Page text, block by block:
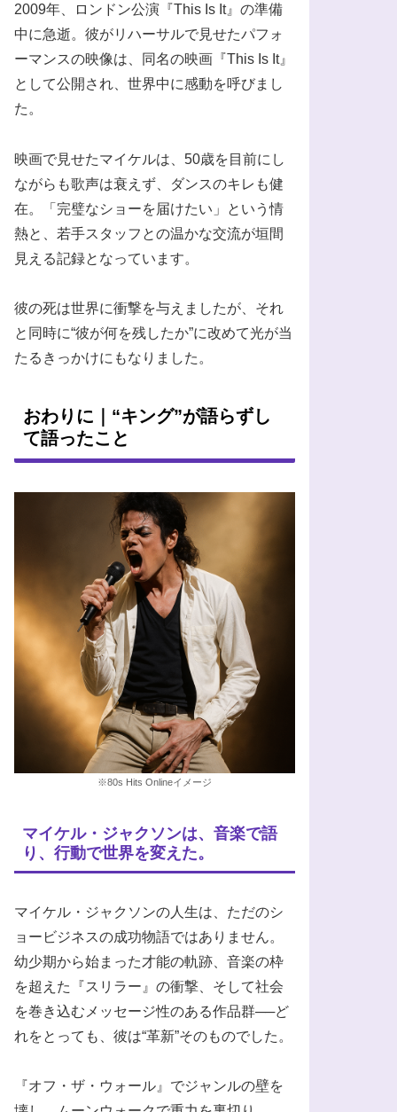
2009年、ロンドン公演『This Is It』の準備
中に急逝。彼がリハーサルで見せたパフォ
ーマンスの映像は、同名の映画『This Is It』
として公開され、世界中に感動を呼びまし
た。
映画で見せたマイケルは、50歳を目前にし
ながらも歌声は衰えず、ダンスのキレも健
在。「完璧なショーを届けたい」という情
熱と、若手スタッフとの温かな交流が垣間
見える記録となっています。
彼の死は世界に衝撃を与えましたが、それ
と同時に“彼が何を残したか”に改めて光が当
たるきっかけにもなりました。
おわりに｜“キング”が語らずし
て語ったこと
※80s Hits Onlineイメージ
マイケル・ジャクソンは、音楽で語
り、行動で世界を変えた。
マイケル・ジャクソンの人生は、ただのシ
ョービジネスの成功物語ではありません。
幼少期から始まった才能の軌跡、音楽の枠
を超えた『スリラー』の衝撃、そして社会
を巻き込むメッセージ性のある作品群──ど
れをとっても、彼は“革新”そのものでした。
『オフ・ザ・ウォール』でジャンルの壁を